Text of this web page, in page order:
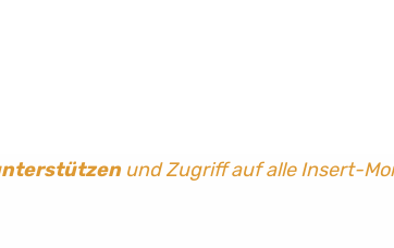
und Zugriff auf alle Insert-